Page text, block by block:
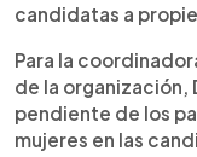
candidatas a
Para la
de la organización,
pendiente de los
mujeres en las